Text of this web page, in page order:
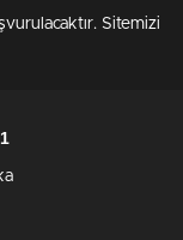
Sitemizi